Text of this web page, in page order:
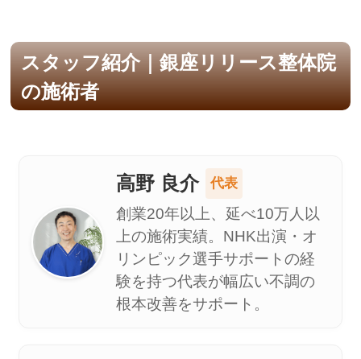
スタッフ紹介｜銀座リリース整体院
の施術者
高野 良介 代表
創業20年以上、延べ10万人以
上の施術実績。NHK出演・オ
リンピック選手サポートの経
験を持つ代表が幅広い不調の
根本改善をサポート。